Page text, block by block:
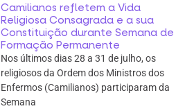
Camilianos refletem a Vida
Religiosa Consagrada e a sua
Constituição durante Semana de
Formação Permanente
Nos últimos dias 28 a 31 de julho, os
religiosos da Ordem dos Ministros dos
Enfermos (Camilianos) participaram da
Semana